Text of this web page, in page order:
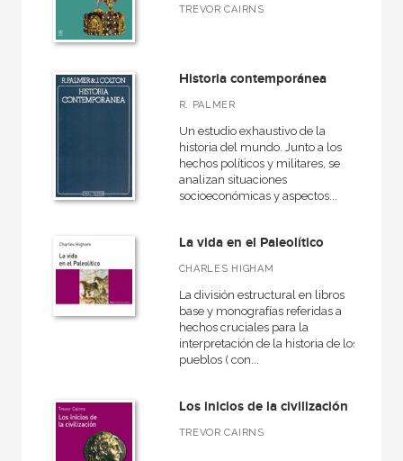
TREVOR CAIRNS
Historia contemporánea
R. PALMER
Un estudio exhaustivo de la
historia del mundo. Junto a los
hechos políticos y militares, se
analizan situaciones
socioeconómicas y aspectos...
La vida en el Paleolítico
CHARLES HIGHAM
La división estructural en libros
base y monografías referidas a
hechos cruciales para la
interpretación de la historia de los
pueblos ( con...
Los inicios de la civilización
TREVOR CAIRNS